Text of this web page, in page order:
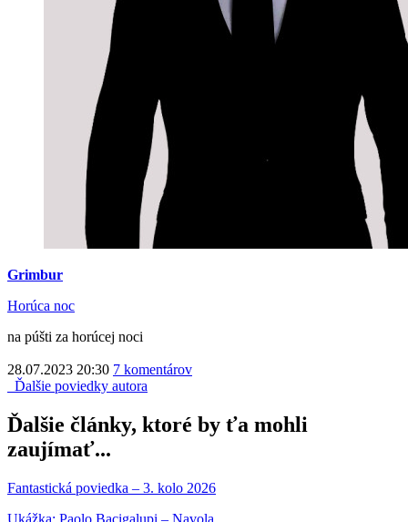
Grimbur
Horúca noc
na púšti za horúcej noci
28.07.2023 20:30 7 komentárov
Ďalšie poviedky autora
Ďalšie články, ktoré by ťa mohli
zaujímať...
Fantastická poviedka – 3. kolo 2026
Ukážka: Paolo Bacigalupi – Navola